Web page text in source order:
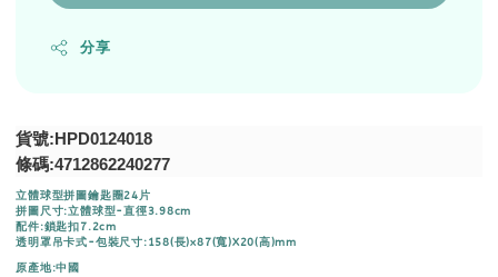
分享
貨號:HPD0124018
條碼:4712862240277
立體球型拼圖鑰匙圈24片
拼圖尺寸:立體球型-直徑3.98cm
配件:鎖匙扣7.2cm
透明罩吊卡式-包裝尺寸:158(長)x87(寬)X20(高)mm
原產地:中國